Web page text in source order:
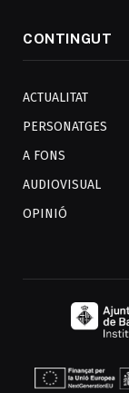
CONTINGUT
ACTUALITAT
PERSONATGES
A FONS
AUDIOVISUAL
OPINIÓ